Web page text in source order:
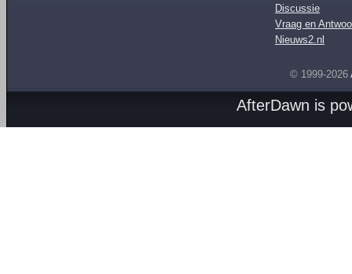
Discussie
Vraag en
Nieuws2.nl
© 1999-2026
AfterDawn is